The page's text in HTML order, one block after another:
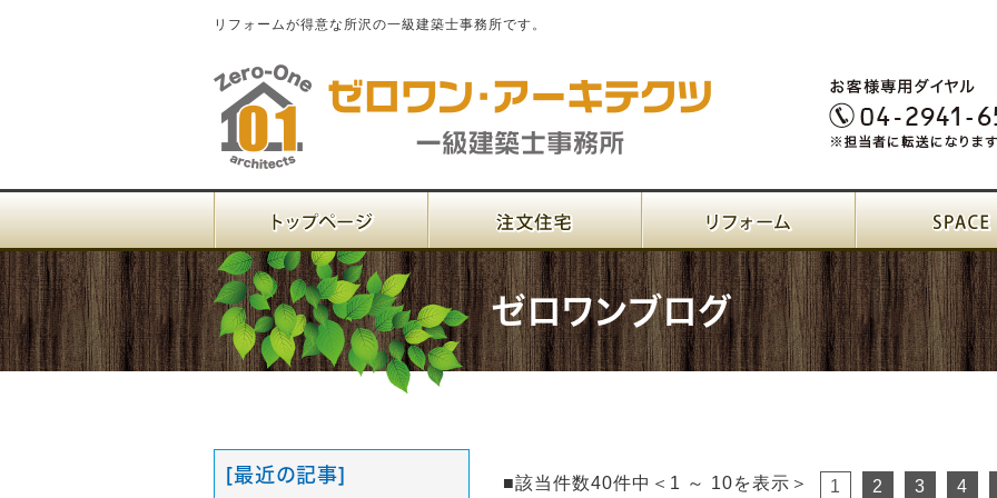
リフォームが得意な所沢の一級建築士事務所です。
ゼロワンブログ
■該当件数40件中＜1 ～ 10を表示＞ 1 2 3 4
[最近の記事]